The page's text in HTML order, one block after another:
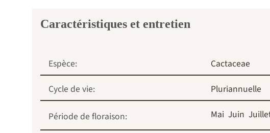
Caractéristiques et entretien
Espèce:
Cactaceae
Cycle de vie:
Pluriannuelle
Période de floraison: Mai Juin